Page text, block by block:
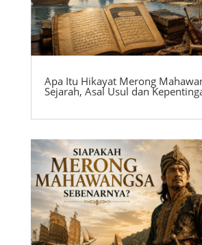
Apa Itu Hikayat Merong
Sejarah, Asal Usul dan